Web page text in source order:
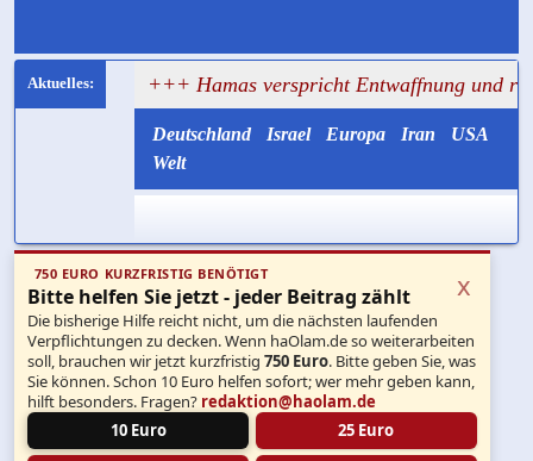
+++ Hamas verspricht Entwaffnung und ruft zugleich
Deutschland Israel Europa Iran
USA
Welt
750 EURO KURZFRISTIG BENÖTIGT
Bitte helfen Sie jetzt - jeder Beitrag zählt
Die bisherige Hilfe reicht nicht, um die nächsten laufenden
Verpflichtungen zu decken. Wenn haOlam.de so weiterarbeiten
soll, brauchen wir jetzt kurzfristig750 Euro. Bitte geben Sie, was
Sie können. Schon 10 Euro helfen sofort; wer mehr geben kann,
hilft besonders. Fragen? redaktion@haolam.de
10 Euro
25 Euro
x